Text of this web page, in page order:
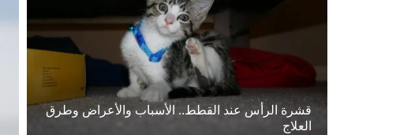
قشرة الرأس عند القطط.. الأسباب والأعراض وطرق
العلاج